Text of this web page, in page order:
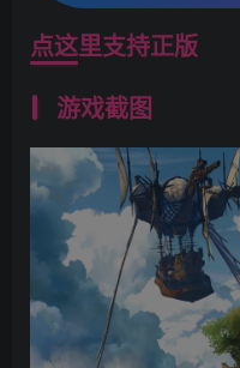
点这里支持正版
游戏截图